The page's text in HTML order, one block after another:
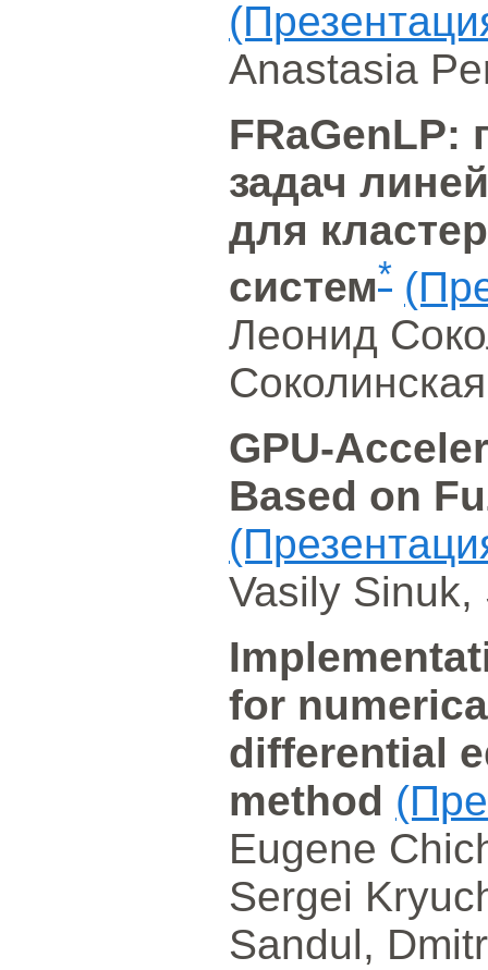
Anastasia
FRaGenLP:
задач
для
систем*
Леонид
Соколинская
GPU-
Based on
Vasily
for
differential
method
Eugene
Sergei
Sandul,